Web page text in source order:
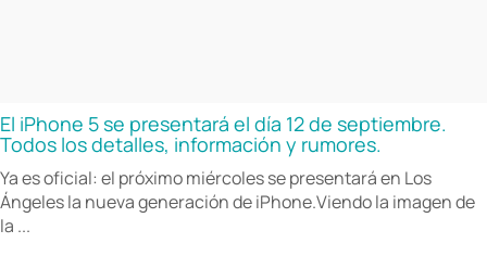
El iPhone 5 se presentará el día 12 de septiembre.
Todos los detalles, información y rumores.
Ya es oficial: el próximo miércoles se presentará en Los
Ángeles la nueva generación de iPhone.Viendo la imagen de
la ...